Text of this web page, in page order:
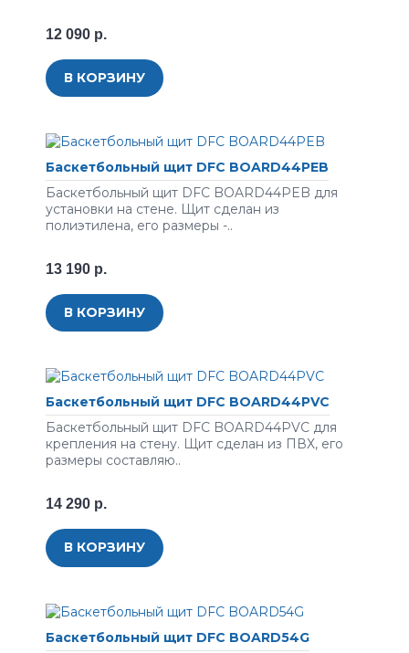
12 090 р.
В КОРЗИНУ
Баскетбольный щит DFC BOARD44PEB
Баскетбольный щит DFC BOARD44PEB для
установки на стене. Щит сделан из
полиэтилена, его размеры -..
13 190 р.
В КОРЗИНУ
Баскетбольный щит DFC BOARD44PVC
Баскетбольный щит DFC BOARD44PVC для
крепления на стену. Щит сделан из ПВХ, его
размеры составляю..
14 290 р.
В КОРЗИНУ
Баскетбольный щит DFC BOARD54G